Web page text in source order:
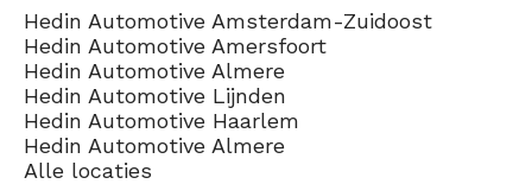
Hedin Automotive Amsterdam-Zuidoost
Hedin Automotive Amersfoort
Hedin Automotive Almere
Hedin Automotive Lijnden
Hedin Automotive Haarlem
Hedin Automotive Almere
Alle locaties